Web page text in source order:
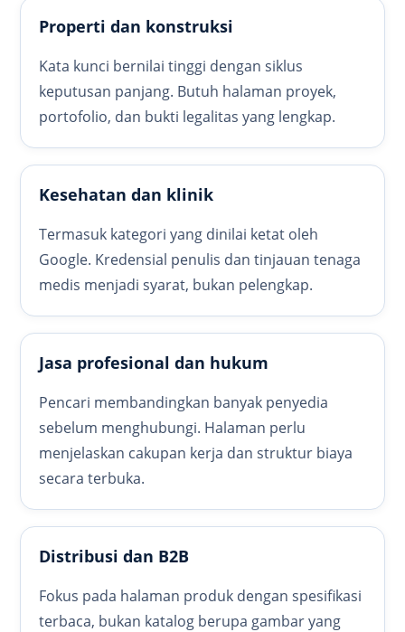
Properti dan konstruksi
Kata kunci bernilai tinggi dengan siklus
keputusan panjang. Butuh halaman proyek,
portofolio, dan bukti legalitas yang lengkap.
Kesehatan dan klinik
Termasuk kategori yang dinilai ketat oleh
Google. Kredensial penulis dan tinjauan tenaga
medis menjadi syarat, bukan pelengkap.
Jasa profesional dan hukum
Pencari membandingkan banyak penyedia
sebelum menghubungi. Halaman perlu
menjelaskan cakupan kerja dan struktur biaya
secara terbuka.
Distribusi dan B2B
Fokus pada halaman produk dengan spesifikasi
terbaca, bukan katalog berupa gambar yang